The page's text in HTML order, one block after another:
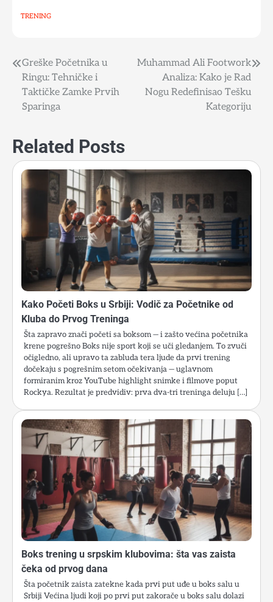
TRENING
Post
navigation
Greške Početnika u
Ringu: Tehničke i
Taktičke Zamke Prvih
Sparinga
Muhammad Ali Footwork
Analiza: Kako je Rad
Nogu Redefinisao Tešku
Kategoriju
Related Posts
Kako Početi Boks u Srbiji: Vodič za Početnike od
Kluba do Prvog Treninga
Šta zapravo znači početi sa boksom — i zašto većina početnika
krene pogrešno Boks nije sport koji se uči gledanjem. To zvuči
očigledno, ali upravo ta zabluda tera ljude da prvi trening
dočekaju s pogrešnim setom očekivanja — uglavnom
formiranim kroz YouTube highlight snimke i filmove poput
Rockya. Rezultat je predvidiv: prva dva-tri treninga deluju […]
Boks trening u srpskim klubovima: šta vas zaista
čeka od prvog dana
Šta početnik zaista zatekne kada prvi put uđe u boks salu u
Srbiji Većina ljudi koji po prvi put zakorače u boks salu dolazi